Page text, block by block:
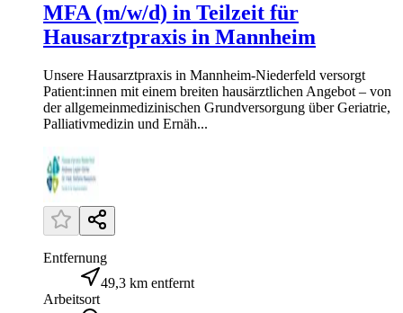
MFA (m/w/d) in Teilzeit für
Hausarztpraxis in Mannheim
Unsere Hausarztpraxis in Mannheim-Niederfeld versorgt
Patient:innen mit einem breiten hausärztlichen Angebot – von
der allgemeinmedizinischen Grundversorgung über Geriatrie,
Palliativmedizin und Ernäh...
Entfernung
49,3 km entfernt
Arbeitsort